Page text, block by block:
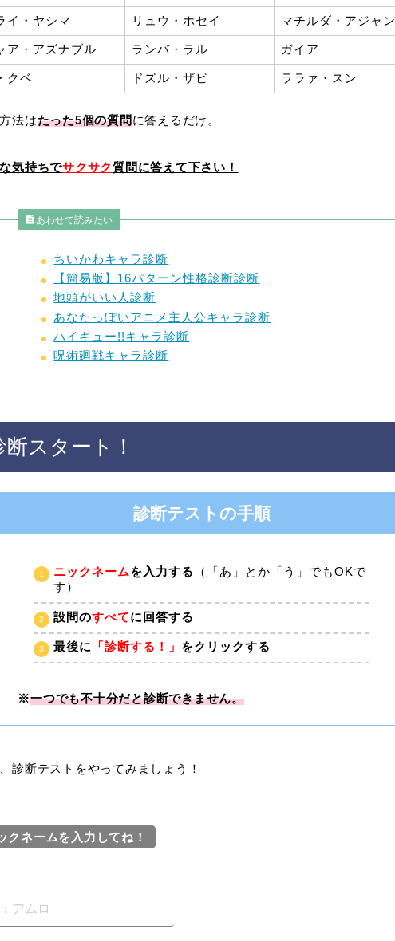
イ・ヤシマ リュウ・ホセイ マチルダ・アジャン
ア・アズナブル ランバ・ラル ガイア
クベ ドズル・ザビ ララァ・スン
法はたった5個の質問に答えるだけ。
気持ちでサクサク質問に答えて下さい！
あわせて読みたい
ちいかわキャラ診断
【簡易版】16パターン性格診断診断
地頭がいい人診断
あなたっぽいアニメ主人公キャラ診断
ハイキュー!!キャラ診断
呪術廻戦キャラ診断
断スタート！
診断テストの手順
ニックネームを入力する
（「あ」とか「う」でもOKで
す）
設問のすべてに回答する
最後に 「診断する！」 をクリックする
※一つでも不十分だと診断できません。
診断テストをやってみましょう！
クネームを入力してね！